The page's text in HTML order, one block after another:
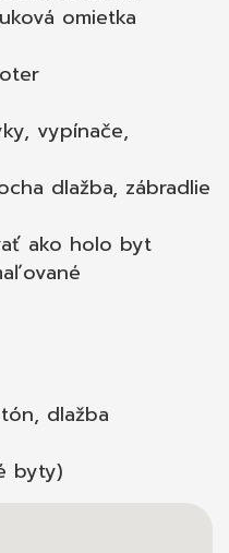
omietka
vypínače,
dlažba, zábradlie
ako holo byt
dlažba
byty)